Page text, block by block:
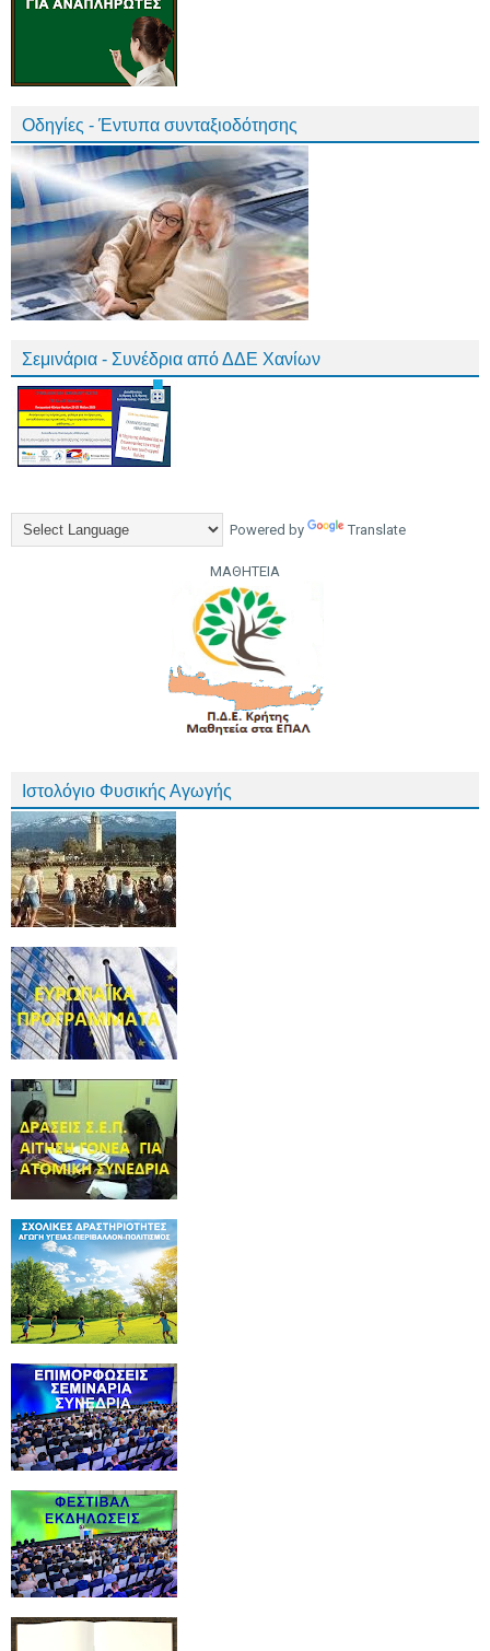
Οδηγίες - Έντυπα συνταξιοδότησης
Σεμινάρια - Συνέδρια από ΔΔΕ Χανίων
Powered by Translate
ΜΑΘΗΤΕΙΑ
Ιστολόγιο Φυσικής Αγωγής